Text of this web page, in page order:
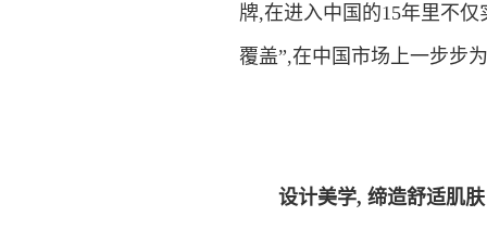
牌,在进入中国的15年里不
覆盖”,在中国市场上一步步
设计美学, 缔造舒适肌肤